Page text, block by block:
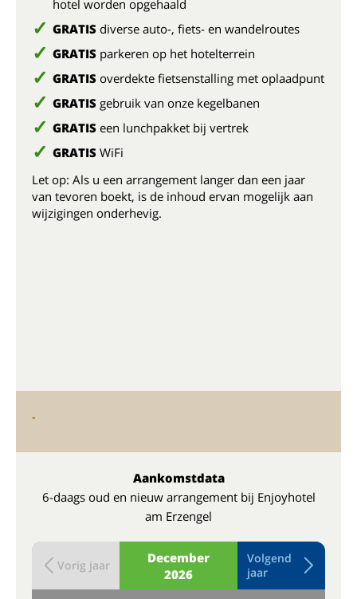
hotel worden opgehaald
GRATIS diverse auto-, fiets- en wandelroutes
GRATIS parkeren op het hotelterrein
GRATIS overdekte fietsenstalling met oplaadpunt
GRATIS gebruik van onze kegelbanen
GRATIS een lunchpakket bij vertrek
GRATIS WiFi
Let op: Als u een arrangement langer dan een jaar
van tevoren boekt, is de inhoud ervan mogelijk aan
wijzigingen onderhevig.
-
Aankomstdata
6-daags oud en nieuw arrangement bij Enjoyhotel
am Erzengel
December
2026
Vorig jaar
Volgend
jaar